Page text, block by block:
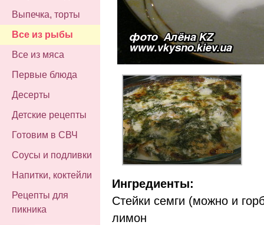
Выпечка, торты
Все из рыбы
Все из мяса
Первые блюда
Десерты
Детские рецепты
Готовим в СВЧ
Соусы и подливки
Напитки, коктейли
Рецепты для
пикника
Ингредиенты:
Стейки семги (можно и
лимон